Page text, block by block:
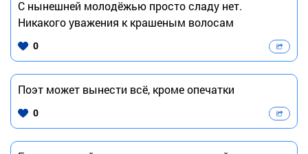
С нынешней молодёжью просто сладу нет.
Никакого уважения к крашеным волосам
0
Поэт может вынести всё, кроме опечатки
0